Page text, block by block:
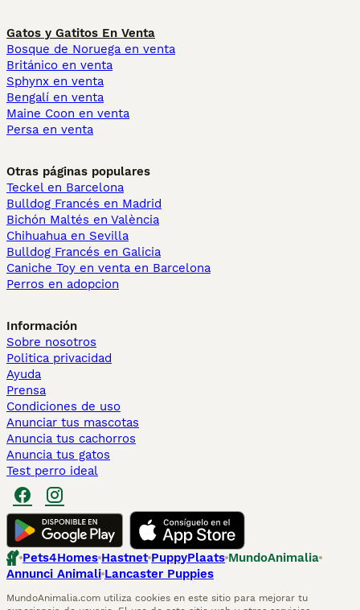
Gatos y Gatitos En Venta
Bosque de Noruega en venta
Británico en venta
Sphynx en venta
Bengalí en venta
Maine Coon en venta
Persa en venta
Otras páginas populares
Teckel en Barcelona
Bulldog Francés en Madrid
Bichón Maltés en València
Chihuahua en Sevilla
Bulldog Francés en Galicia
Caniche Toy en venta en Barcelona
Perros en adopcion
Información
Sobre nosotros
Politica privacidad
Ayuda
Prensa
Condiciones de uso
Anunciar tus mascotas
Anuncia tus cachorros
Anuncia tus gatos
Test perro ideal
Pets4Homes Hastnet PuppyPlaats MundoAnimalia
Annunci Animali Lancaster Puppies
MundoAnimalia.com utiliza cookies en este sitio para mejorar tu